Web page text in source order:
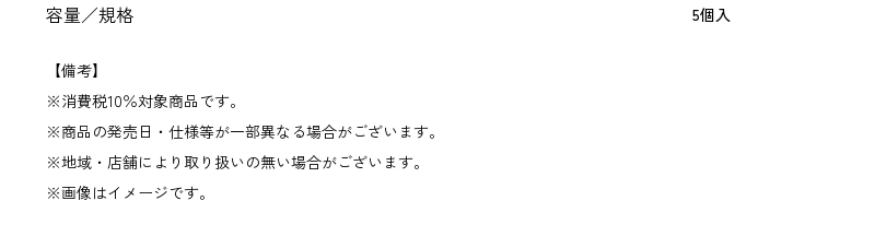
容量／規格 5個入
【備考】
消費税10％対象商品です。
商品の発売日・仕様等が一部異なる場合がございます。
地域・店舗により取り扱いの無い場合がございます。
画像はイメージです。